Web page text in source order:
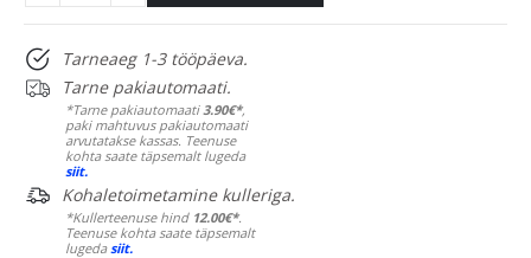
Tarneaeg 1-3 tööpäeva.
Tarne pakiautomaati.
*Tarne pakiautomaati3.90€*,
paki mahtuvus pakiautomaati
arvutatakse kassas. Teenuse
kohta saate täpsemalt lugeda
siit.
Kohaletoimetamine kulleriga.
*Kullerteenuse hind 12.00€*.
Teenuse kohta saate täpsemalt
lugedasiit.